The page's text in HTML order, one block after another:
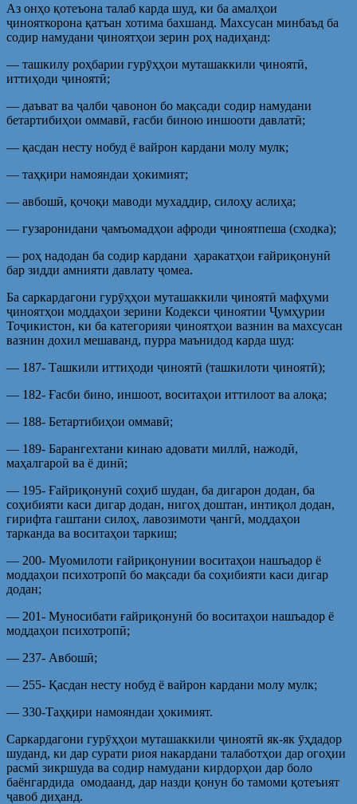
Аз онҳо қотеъона талаб карда шуд, ки ба амалҳои
ҷинояткорона қатъан хотима бахшанд. Махсусан минбаъд ба
содир намудани ҷиноятҳои зерин роҳ надиҳанд:
— ташкилу роҳбарии гурӯҳҳои муташаккили ҷиноятӣ,
иттиҳоди ҷиноятӣ;
— даъват ва ҷалби ҷавонон бо мақсади содир намудани
бетартибиҳои оммавӣ, ғасби биною иншооти давлатӣ;
— қасдан несту нобуд ё вайрон кардани молу мулк;
— таҳқири намояндаи ҳокимият;
— авбошӣ, қочоқи маводи мухаддир, силоҳу аслиҳа;
— гузаронидани ҷамъомадҳои афроди ҷиноятпеша (сходка);
— роҳ надодан ба содир кардани ҳаракатҳои ғайриқонунӣ
бар зидди амнияти давлату ҷомеа.
Ба саркардагони гурӯҳҳои муташаккили ҷиноятӣ мафҳуми
ҷиноятҳои моддаҳои зерини Кодекси ҷиноятии Ҷумҳурии
Тоҷикистон, ки ба категорияи ҷиноятҳои вазнин ва махсусан
вазнин дохил мешаванд, пурра маънидод карда шуд:
— 187- Ташкили иттиҳоди ҷиноятӣ (ташкилоти ҷиноятӣ);
— 182- Ғасби бино, иншоот, воситаҳои иттилоот ва алоқа;
— 188- Бетартибиҳои оммавӣ;
— 189- Барангехтани кинаю адовати миллӣ, нажодӣ,
маҳалгароӣ ва ё динӣ;
— 195- Ғайриқонунӣ соҳиб шудан, ба дигарон додан, ба
соҳибияти каси дигар додан, нигоҳ доштан, интиқол додан,
гирифта гаштани силоҳ, лавозимоти ҷангӣ, моддаҳои
тарканда ва воситаҳои таркиш;
— 200- Муомилоти ғайриқонунии воситаҳои нашъадор ё
моддаҳои психотропӣ бо мақсади ба соҳибияти каси дигар
додан;
— 201- Муносибати ғайриқонунӣ бо воситаҳои нашъадор ё
моддаҳои психотропӣ;
— 237- Авбошӣ;
— 255- Қасдан несту нобуд ё вайрон кардани молу мулк;
— 330-Таҳқири намояндаи ҳокимият.
Саркардагони гурӯҳҳои муташаккили ҷиноятӣ як-як ӯҳдадор
шуданд, ки дар сурати риоя накардани талаботҳои дар огоҳии
расмӣ зикршуда ва содир намудани кирдорҳои дар боло
баёнгардида омодаанд, дар назди қонун бо тамоми қотеъият
ҷавоб диҳанд.